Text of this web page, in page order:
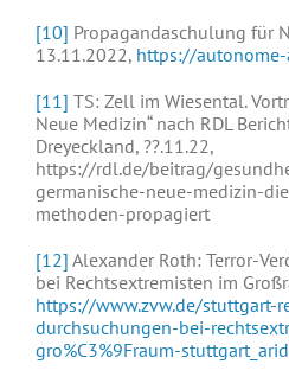
[10] Propagandaschulung für
13.11.2022, https://
[11] TS: Zell im Wiesental.
Neue Medizin“ nach RDL
Dreyeckland, ??.11.22,
https://rdl.de/beitrag/
germanische-neue-medizin-
methoden-propagiert
[12] Alexander Roth: Terror-
bei Rechtsextremisten im
https://www.zvw.de/stuttgart-
durchsuchungen-bei-
gro%C3%9Fraum-